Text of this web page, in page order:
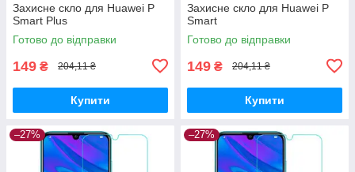
Захисне скло для Huawei P
Smart Plus
Готово до відправки
149 ₴ 204,11 ₴
Купити
Захисне скло для Huawei P
Smart
Готово до відправки
149 ₴ 204,11 ₴
Купити
–27% –27%